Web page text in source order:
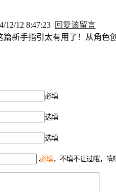
12/12 8:47:23
回复该留言
篇新手指引太有用了！从角
必填
选填
选填
必填，不填不让过哦，嘻